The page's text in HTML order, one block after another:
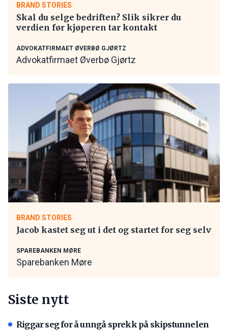
BRAND STORIES
Skal du selge bedriften? Slik sikrer du
verdien før kjøperen tar kontakt
ADVOKATFIRMAET ØVERBØ GJØRTZ
Advokatfirmaet Øverbø Gjørtz
BRAND STORIES
Jacob kastet seg ut i det og startet for seg selv
SPAREBANKEN MØRE
Sparebanken Møre
Siste nytt
Riggar seg for å unngå sprekk på skipstunnelen